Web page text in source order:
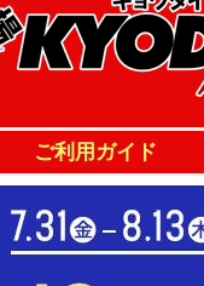
ご利用ガイド